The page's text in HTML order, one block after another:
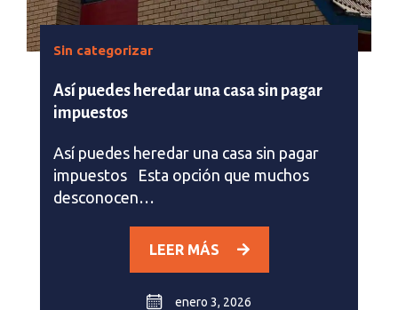
Sin categorizar
Así puedes heredar una casa sin pagar
impuestos
Así puedes heredar una casa sin pagar
impuestos Esta opción que muchos
desconocen…
LEER MÁS
enero 3, 2026